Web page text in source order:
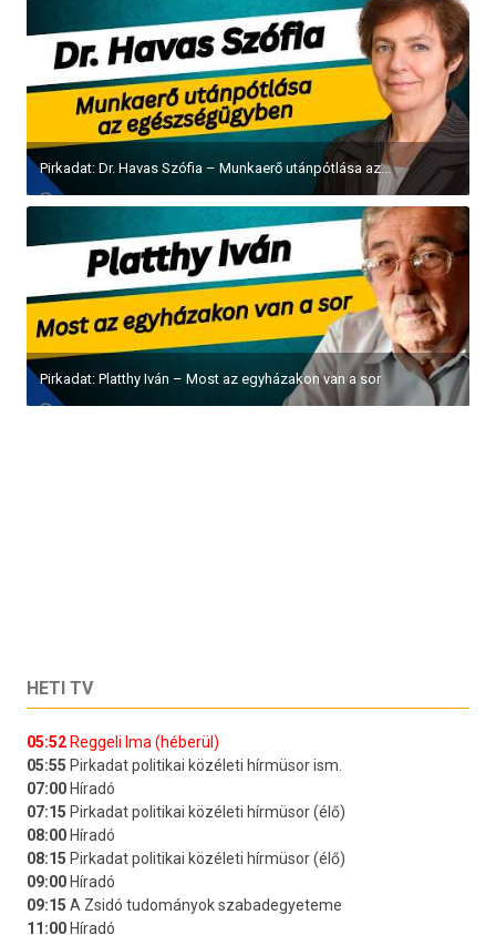
Pirkadat: Dr. Havas Szófia – Munkaerő utánpótlása az...
Pirkadat: Platthy Iván – Most az egyházakon van a sor
HETI TV